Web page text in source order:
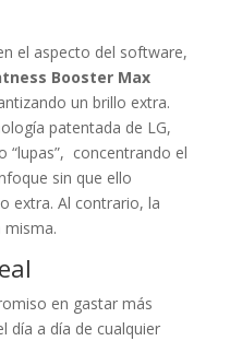
el aspecto del software,
Booster Max
un brillo extra.
patentada de LG,
“lupas”, concentrando el
sin que ello
extra. Al contrario, la
misma.
en gastar más
día a día de cualquier